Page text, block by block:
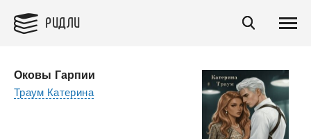
РИДЛИ
Оковы Гарпии
Траум Катерина